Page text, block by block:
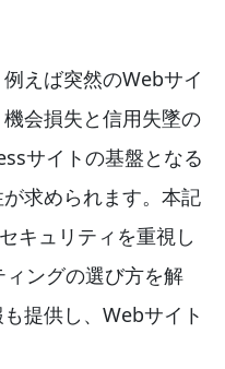
えば突然のWebサイ
会損失と信用失墜の
サイトの基盤となる
求められます。本記
キュリティを重視し
ングの選び方を解
提供し、Webサイト